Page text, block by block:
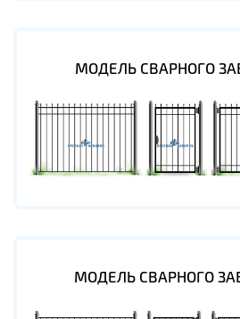
МОДЕЛЬ СВАРНОГО
МОДЕЛЬ СВАРНОГО